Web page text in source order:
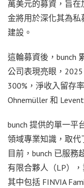
萬美元的募資，旨
金將用於深化其為
建設。
這輪募資後，bunch
公司表現亮眼，
300%，淨收入留存
Ohnemüller 和
bunch 提供的單一平
領域專業知識，取代
目前，bunch 已服務
有限合夥人（LP）
其中包括 FINVIA